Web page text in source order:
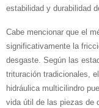
estabilidad y durabilidad
Cabe mencionar que el
significativamente la
desgaste. Según las
trituración tradicionales,
hidráulica multicilindro
vida útil de las piezas de